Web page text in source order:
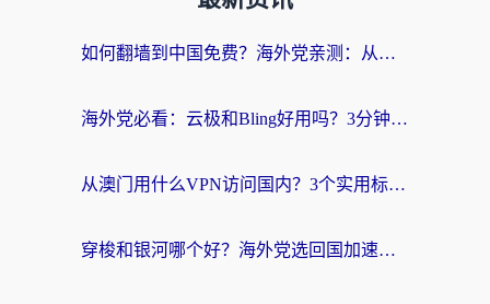
如何翻墙到中国免费？海外党亲测：从踩坑到选对加速器的全攻略
海外党必看：云极和Bling好用吗？3分钟教你选对回国加速器
从澳门用什么VPN访问国内？3个实用标准帮你避开坑，无缝刷剧听歌
穿梭和银河哪个好？海外党选回国加速器的避坑指南，附番茄加速器实测体验